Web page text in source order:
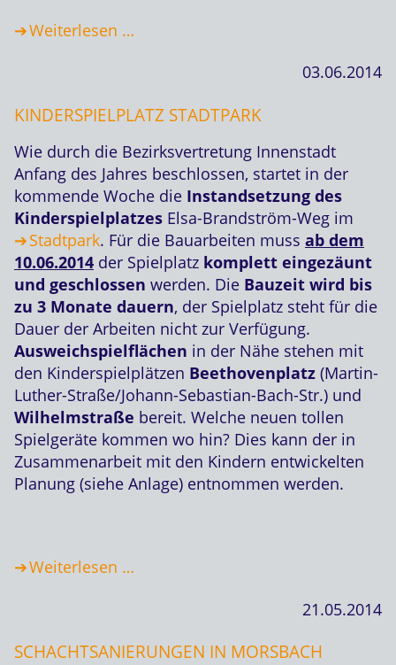
Weiterlesen …
03.06.2014
KINDERSPIELPLATZ STADTPARK
Wie durch die Bezirksvertretung Innenstadt
Anfang des Jahres beschlossen, startet in der
kommende Woche die Instandsetzung des
Kinderspielplatzes Elsa-Brandström-Weg im
Stadtpark. Für die Bauarbeiten muss ab dem
10.06.2014 der Spielplatz komplett eingezäunt
und geschlossen werden. Die Bauzeit wird bis
zu 3 Monate dauern, der Spielplatz steht für die
Dauer der Arbeiten nicht zur Verfügung.
Ausweichspielflächen in der Nähe stehen mit
den Kinderspielplätzen Beethovenplatz (Martin-
Luther-Straße/Johann-Sebastian-Bach-Str.) und
Wilhelmstraße bereit. Welche neuen tollen
Spielgeräte kommen wo hin? Dies kann der in
Zusammenarbeit mit den Kindern entwickelten
Planung (siehe Anlage) entnommen werden.
Weiterlesen …
21.05.2014
SCHACHTSANIERUNGEN IN MORSBACH